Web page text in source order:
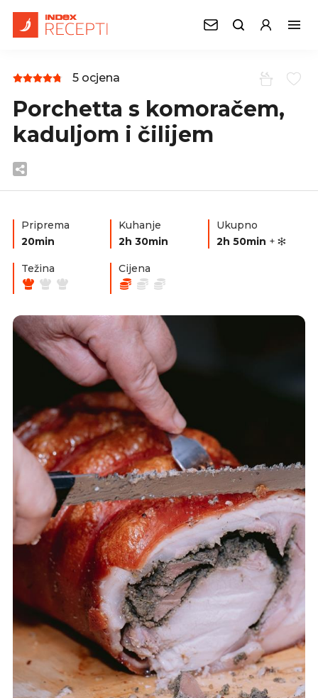
5 ocjena
Porchetta s komoračem,
kaduljom i čilijem
Priprema
20min
Kuhanje
2h 30min
Ukupno
2h 50min +
Težina Cijena